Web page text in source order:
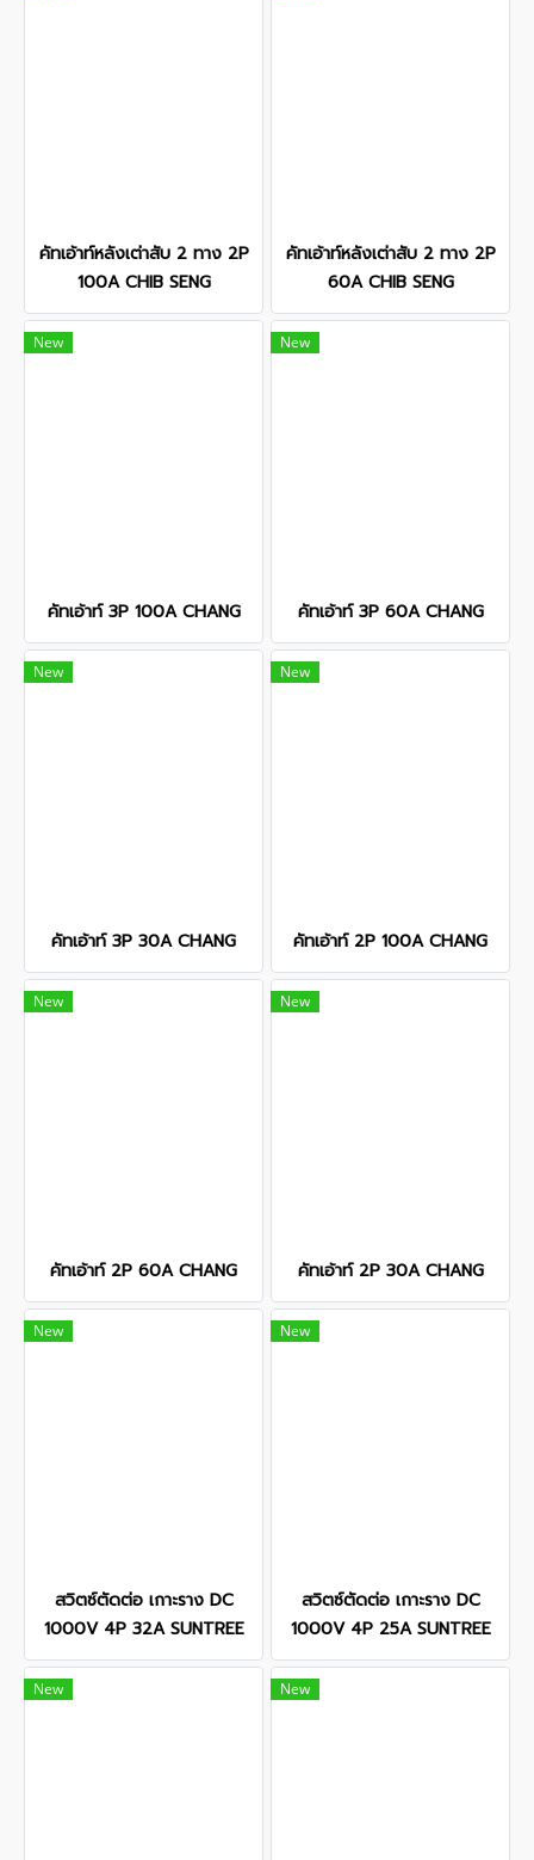
คัทเอ้าท์หลังเต่าสับ 2 ทาง 2P
100A CHIB SENG
คัทเอ้าท์หลังเต่าสับ 2 ทาง 2P
60A CHIB SENG
New
คัทเอ้าท์ 3P 100A CHANG
New
คัทเอ้าท์ 3P 60A CHANG
New
คัทเอ้าท์ 3P 30A CHANG
New
คัทเอ้าท์ 2P 100A CHANG
New
คัทเอ้าท์ 2P 60A CHANG
New
คัทเอ้าท์ 2P 30A CHANG
New
สวิตซ์ตัดต่อ เกาะราง DC
1000V 4P 32A SUNTREE
New
สวิตซ์ตัดต่อ เกาะราง DC
1000V 4P 25A SUNTREE
New New